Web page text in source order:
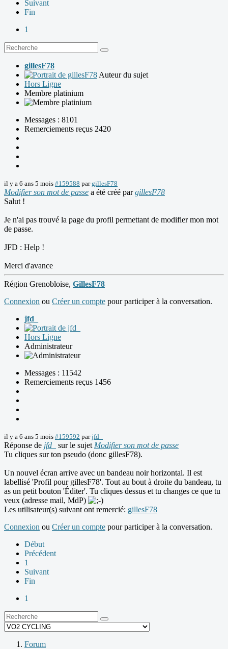
Suivant
Fin
1
gillesF78
Auteur du sujet
Hors Ligne
Membre platinium
Messages : 8101
Remerciements reçus 2420
il y a 6 ans 5 mois #159588 pargillesF78
Modifier son mot de passe a été créé pargillesF78
Salut !
Je n'ai pas trouvé la page du profil permettant de modifier mon mot
de passe.
JFD : Help !
Merci d'avance
Région Grenobloise, GillesF78
Connexion ou Créer un compte pour participer à la conversation.
jfd_
Hors Ligne
Administrateur
Messages : 11542
Remerciements reçus 1456
il y a 6 ans 5 mois #159592 parjfd_
Réponse de jfd_ sur le sujet Modifier son mot de passe
Tu cliques sur ton pseudo (donc gillesF78).
Un nouvel écran arrive avec un bandeau noir horizontal. Il est
labellisé 'Profil pour gillesF78'. Tout au bout à droite du bandeau, tu
as un petit bouton 'Éditer'. Tu cliques dessus et tu changes ce que tu
veux (adresse mail, MdP)
Les utilisateur(s) suivant ont remercié: gillesF78
Connexion ou Créer un compte pour participer à la conversation.
Début
Précédent
1
Suivant
Fin
1
Forum